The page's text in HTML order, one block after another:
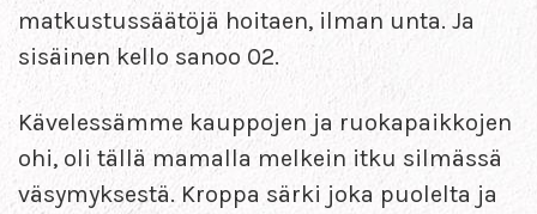
matkustussäätöjä hoitaen, ilman unta. Ja
sisäinen kello sanoo 02.
Kävelessämme kauppojen ja ruokapaikkojen
ohi, oli tällä mamalla melkein itku silmässä
väsymyksestä. Kroppa särki joka puolelta ja